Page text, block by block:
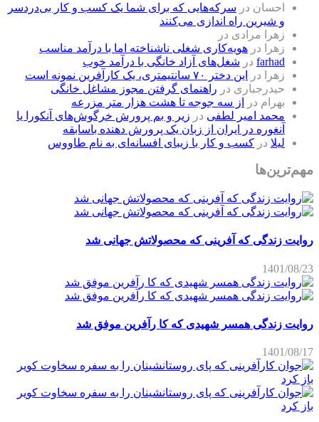
احسان در سرکه‌هایی که برای شما یک کسب و کار بی‌دردسر
و شیرین راه اندازی می‌کنند
زهرا مرادی در
زهرا
در هویه‌کاری شغلی ناشناخته اما با درآمد مناسب
farhad در شغل‌های آزاد خانگی با درآمد خوب
زهرا
در
این دختر ۷۰ سانتیمتری، یک کارآفرین نمونه است
حیدرجباری در راهنمای گرفتن مجوز مشاغل خانگی
بهرام در
از سه جوجه تا هشت هزار متر مزرعه
محمد امیر لطفی در زیر و بم پرورش خرگوش‌های آنکورا یا
آنغوره در ایران از زبان یک پرورش دهنده باسابقه
لیلا در کسب و کار با زیبای افسانه‌ای به نام طاووس
مهم‌ترین‌ها
روایت زندگی که آفرینی که محصولاتش جهانی شد
1401/08/23
روایت زندگی همسر شهیدی که کا رآفرین موفق شد
1401/08/17